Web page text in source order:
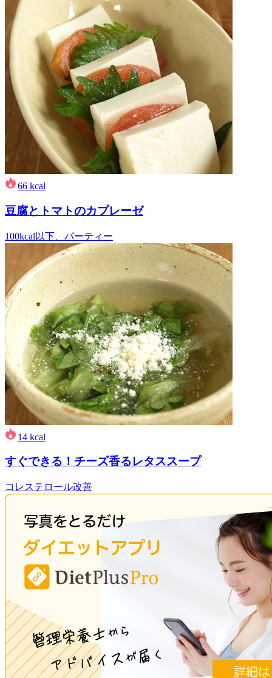
66 kcal
豆腐とトマトのカプレーゼ
100kcal以下、パーティー
14 kcal
すぐできる！チーズ香るレタススープ
コレステロール改善